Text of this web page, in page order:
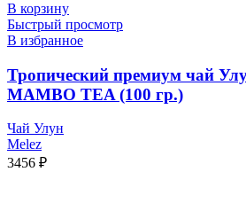
В корзину
Быстрый просмотр
В избранное
Тропический премиум чай
MAMBO TEA (100 гр.)
Чай Улун
Melez
3456 ₽